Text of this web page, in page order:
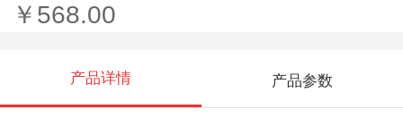
￥568.00
产品详情 产品参数